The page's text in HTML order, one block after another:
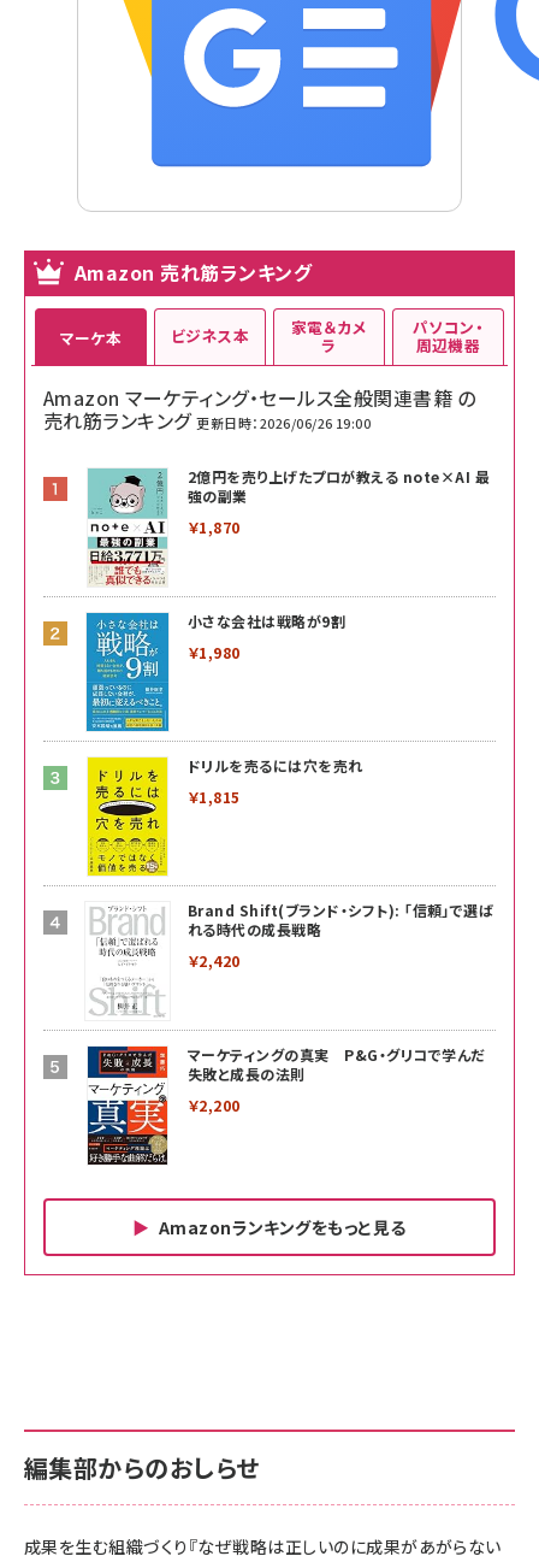
Amazon 売れ筋ランキング
マーケ本
Amazon マーケティング・セールス全般関連書籍 の
売れ筋ランキング 更新日時：2026/06/26 19:00
2億円を売り上げたプロが教える note×AI 最
強の副業
￥1,870
小さな会社は戦略が9割
￥1,980
ドリルを売るには穴を売れ
￥1,815
Brand Shift(ブランド・シフト): 「信頼」で選ば
れる時代の成長戦略
￥2,420
マーケティングの真実 P&G・グリコで学んだ
失敗と成長の法則
￥2,200
Amazonランキングをもっと見る
ビジネス本
￥880
anan(アンアン)2026/06/24号 No.2500増刊
スペシャルエディション[王道エンタメの矜持／
￥1,100
家電＆カメ
ラ
サポート正規品 メーカー保証5年 KLMEA128G
NIMASO ガラスフィルム iPhone 17 用 保護フィ
すい ガイド枠付き いPhone17 (6.3インチ) 対応
パソコン・
周辺機器
サポート正規品 メーカー保証5年 KLMEA128G
Amazon eギフトカード - Amazonロゴ - クラ
￥5,000
編集部からのおしらせ
成果を生む組織づくり『なぜ戦略は正しいのに成果があがらない